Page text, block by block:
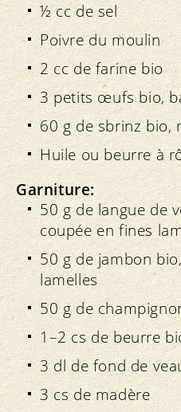
½ cc de sel
Poivre du moulin
2 cc de farine bio
3 petits œufs bio,
60 g de sbrinz bio,
Huile ou beurre à
Garniture:
50 g de langue de
coupée en fines
50 g de jambon
lamelles
50 g de
1–2 cs de beurre
3 dl de fond de
3 cs de madère